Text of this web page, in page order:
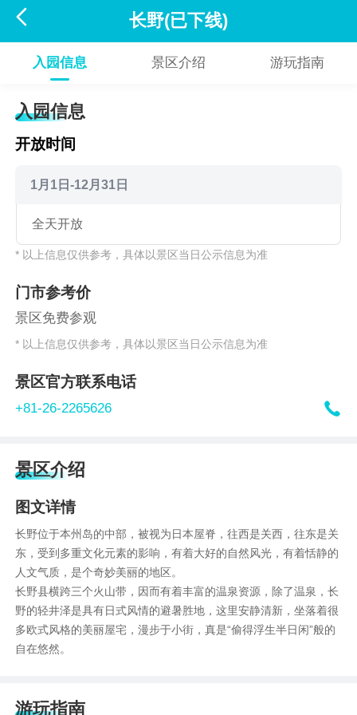
 长野(已下线)
入园信息 景区介绍 游玩指南
入园信息
开放时间
1月1日-12月31日
全天开放
* 以上信息仅供参考，具体以景区当日公示信息为准
门市参考价
景区免费参观
* 以上信息仅供参考，具体以景区当日公示信息为准
景区官方联系电话
+81-26-2265626 
景区介绍
图文详情
长野位于本州岛的中部，被视为日本屋脊，往西是关西，往东是关
东，受到多重文化元素的影响，有着大好的自然风光，有着恬静的
人文气质，是个奇妙美丽的地区。
长野县横跨三个火山带，因而有着丰富的温泉资源，除了温泉，长
野的轻井泽是具有日式风情的避暑胜地，这里安静清新，坐落着很
多欧式风格的美丽屋宅，漫步于小街，真是“偷得浮生半日闲”般的
自在悠然。
游玩指南